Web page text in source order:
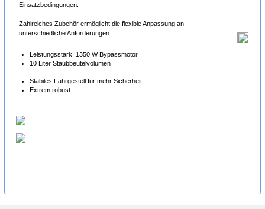
Einsatzbedingungen.
Zahlreiches Zubehör ermöglicht die flexible Anpassung an
unterschiedliche Anforderungen.
Leistungsstark: 1350 W Bypassmotor
10 Liter Staubbeutelvolumen
Stabiles Fahrgestell für mehr Sicherheit
Extrem robust